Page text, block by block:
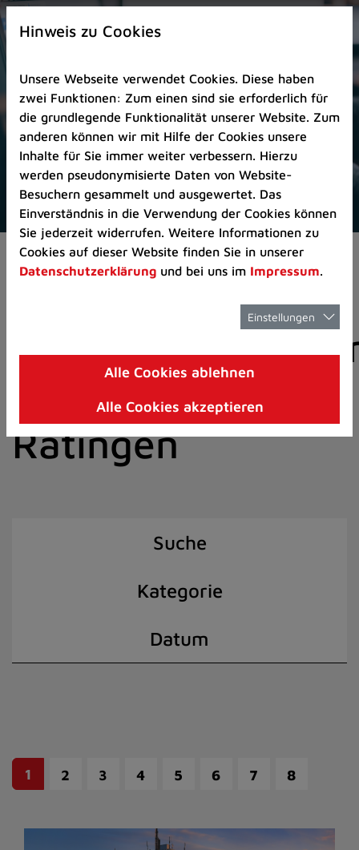
Zur
Startseite
Zum
Seitenanfang
springen
(Schnelltaste
A)
Zur
Navigation/Menü
springen
(Schnelltaste
M)
Zur
8)
I)
Pressemeldungen
der Stadt
Ratingen
Suche
Kategorie
Datum
1 2 3 4 5 6 7 8
Hinweis zu Cookies
Unsere Webseite verwendet Cookies. Diese haben
zwei Funktionen: Zum einen sind sie erforderlich für
die grundlegende Funktionalität unserer Website. Zum
anderen können wir mit Hilfe der Cookies unsere
Inhalte für Sie immer weiter verbessern. Hierzu
werden pseudonymisierte Daten von Website-
Besuchern gesammelt und ausgewertet. Das
Einverständnis in die Verwendung der Cookies können
Sie jederzeit widerrufen. Weitere Informationen zu
Cookies auf dieser Website finden Sie in unserer
Datenschutzerklärung und bei uns im Impressum.
Einstellungen
Alle Cookies ablehnen
Alle Cookies akzeptieren